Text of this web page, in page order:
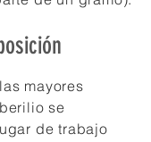
mayores
se
de trabajo